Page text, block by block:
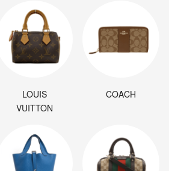
LOUIS
VUITTON
COACH